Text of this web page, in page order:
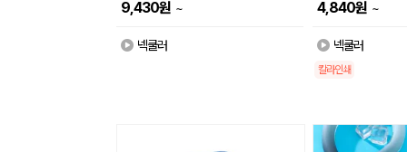
9,430원 ~
넥쿨러
4,840원 ~
넥쿨러
칼라인쇄